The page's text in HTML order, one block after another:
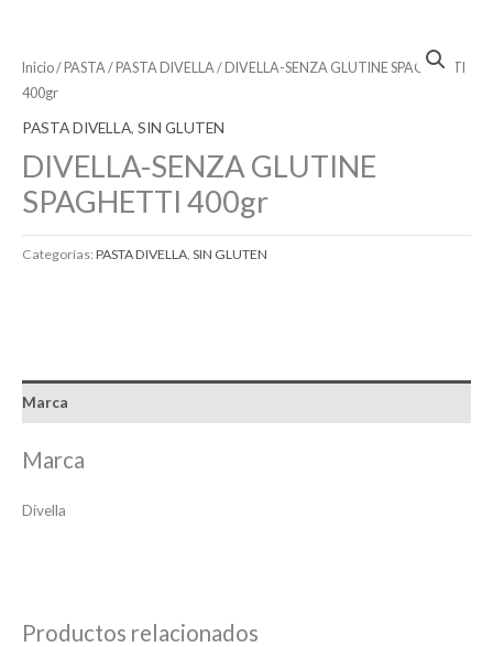
Inicio/ PASTA/ PASTA DIVELLA/ DIVELLA-SENZA GLUTINE SPAGHETTI
400gr
PASTA DIVELLA, SIN GLUTEN
DIVELLA-SENZA GLUTINE
SPAGHETTI 400gr
Categorías:PASTA DIVELLA, SIN GLUTEN
Marca
Marca
Divella
Productos relacionados